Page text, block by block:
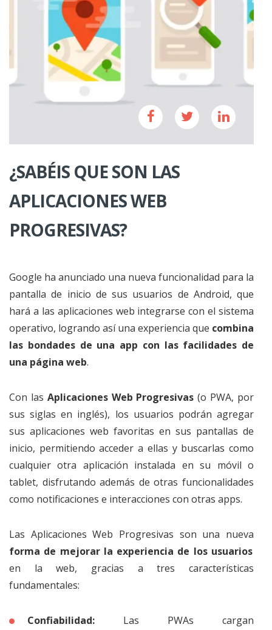
¿SABÉIS QUE SON LAS
APLICACIONES WEB
PROGRESIVAS?
Google ha anunciado una nueva funcionalidad para la
pantalla de inicio de sus usuarios de Android, que
hará a las aplicaciones web integrarse con el sistema
operativo, logrando así una experiencia que combina
las bondades de una app con las facilidades de
una página web.
Con las Aplicaciones Web Progresivas (o PWA, por
sus siglas en inglés), los usuarios podrán agregar
sus aplicaciones web favoritas en sus pantallas de
inicio, permitiendo acceder a ellas y buscarlas como
cualquier otra aplicación instalada en su móvil o
tablet, disfrutando además de otras funcionalidades
como notificaciones e interacciones con otras apps.
Las Aplicaciones Web Progresivas son una nueva
forma de mejorar la experiencia de los usuarios
en la web, gracias a tres características
fundamentales:
Confiabilidad: Las PWAs cargan